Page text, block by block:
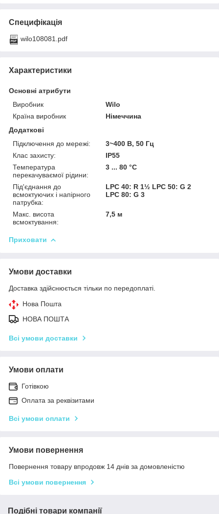
Специфікація
wilo108081.pdf
Характеристики
Основні атрибути
Виробник
Wilo
Країна виробник
Німеччина
Додаткові
Підключення до мережі:
3~400 В, 50 Гц
Клас захисту:
IP55
Температура
перекачуваємої рідини:
3 ... 80 °C
Під'єднання до
всмоктуючих і напірного
патрубка:
LPC 40: R 1½ LPC 50: G 2
LPC 80: G 3
Макс. висота
всмоктування:
7,5 м
Приховати
Умови доставки
Доставка здійснюється тільки по передоплаті.
Нова Пошта
НОВА ПОШТА
Всі умови доставки
Умови оплати
Готівкою
Оплата за реквізитами
Всі умови оплати
Умови повернення
Повернення товару впродовж 14 днів за домовленістю
Всі умови повернення
Подібні товари компанії